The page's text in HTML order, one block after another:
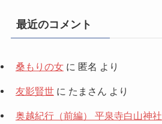
最近のコメント
桑もりの女に 匿名 より
友影賢世に たまさん より
奥越紀行（前編） 平泉寺白山神社